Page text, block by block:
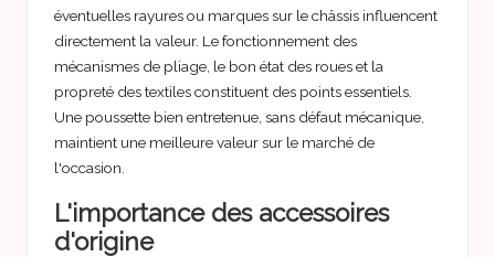
éventuelles rayures ou marques sur le châssis influencent
directement la valeur. Le fonctionnement des
mécanismes de pliage, le bon état des roues et la
propreté des textiles constituent des points essentiels.
Une poussette bien entretenue, sans défaut mécanique,
maintient une meilleure valeur sur le marché de
l'occasion.
L'importance des accessoires
d'origine